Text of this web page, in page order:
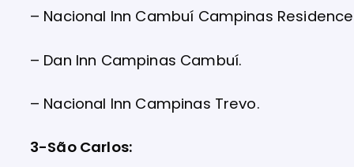
– Nacional Inn Cambuí Campinas
– Dan Inn Campinas Cambuí.
– Nacional Inn Campinas Trevo.
3-São Carlos: